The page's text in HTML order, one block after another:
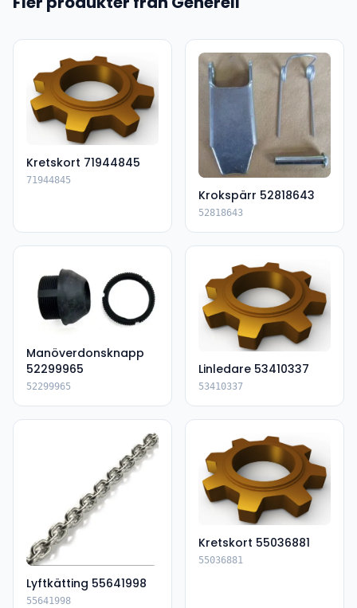
Kretskort 71944845
71944845
Krokspärr 52818643
52818643
Manöverdonsknapp
52299965
52299965
Linledare 53410337
53410337
Lyftkätting 55641998
55641998
Kretskort 55036881
55036881